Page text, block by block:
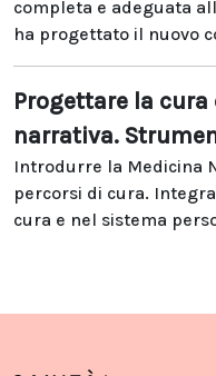
completa e adeguata
ha progettato il nuovo
Progettare la
narrativa.
Introdurre la Medicina
percorsi di cura.
cura e nel sistema